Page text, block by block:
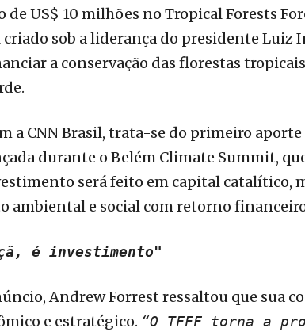
US$ 10 milhões no Tropical Forests
sob a liderança do presidente Luiz
a conservação das florestas
a CNN Brasil, trata-se do primeiro aporte
durante o Belém Climate Summit,
será feito em capital catalítico,
ambiental e social com retorno
é investimento"
Andrew Forrest ressaltou que sua
e estratégico. “O TFFF torna a